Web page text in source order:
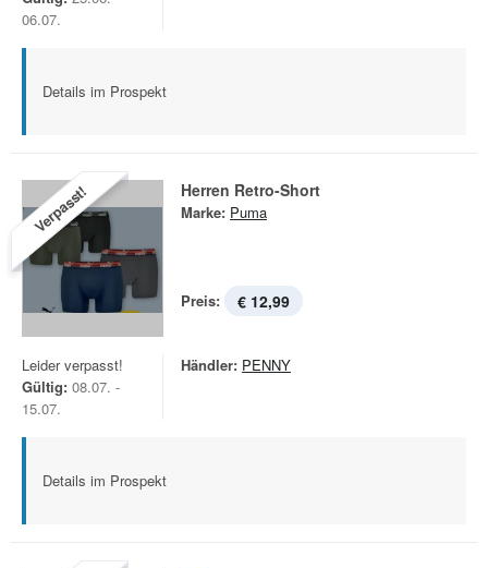
06.07.
Details im Prospekt
Verpasst! Herren Retro-Short
Marke: Puma
Preis: € 12,99
Leider verpasst!
Gültig: 08.07. -
15.07.
Händler: PENNY
Details im Prospekt